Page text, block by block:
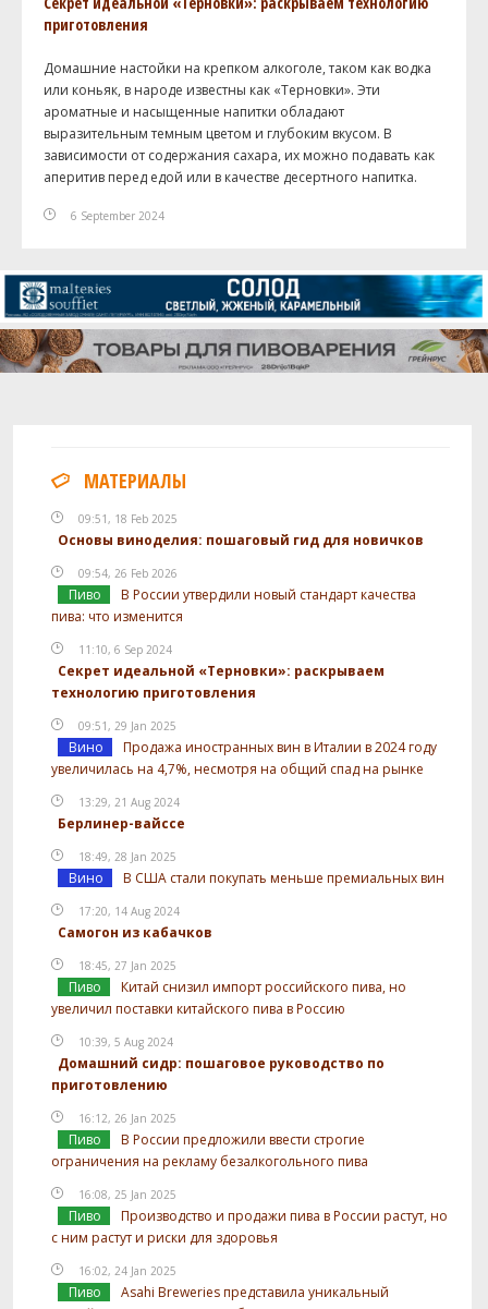
приготовления
Домашние настойки на крепком алкоголе, таком как водка
или коньяк, в народе известны как «Терновки». Эти
ароматные и насыщенные напитки обладают
выразительным темным цветом и глубоким вкусом. В
зависимости от содержания сахара, их можно подавать как
аперитив перед едой или в качестве десертного напитка.
6 September 2024
МАТЕРИАЛЫ
09:51, 18 Feb 2025
Основы виноделия: пошаговый гид для новичков
09:54, 26 Feb 2026
Пиво
В России утвердили новый стандарт качества
пива: что изменится
11:10, 6 Sep 2024
Секрет идеальной «Терновки»: раскрываем
технологию приготовления
09:51, 29 Jan 2025
Вино
Продажа иностранных вин в Италии в 2024 году
увеличилась на 4,7%, несмотря на общий спад на рынке
13:29, 21 Aug 2024
Берлинер-вайссе
18:49, 28 Jan 2025
Вино В США стали покупать меньше премиальных вин
17:20, 14 Aug 2024
Самогон из кабачков
18:45, 27 Jan 2025
Пиво
Китай снизил импорт российского пива, но
увеличил поставки китайского пива в Россию
10:39, 5 Aug 2024
Домашний сидр: пошаговое руководство по
приготовлению
16:12, 26 Jan 2025
Пиво
В России предложили ввести строгие
ограничения на рекламу безалкогольного пива
16:08, 25 Jan 2025
Пиво
Производство и продажи пива в России растут, но
с ним растут и риски для здоровья
16:02, 24 Jan 2025
Пиво
Asahi Breweries представила уникальный